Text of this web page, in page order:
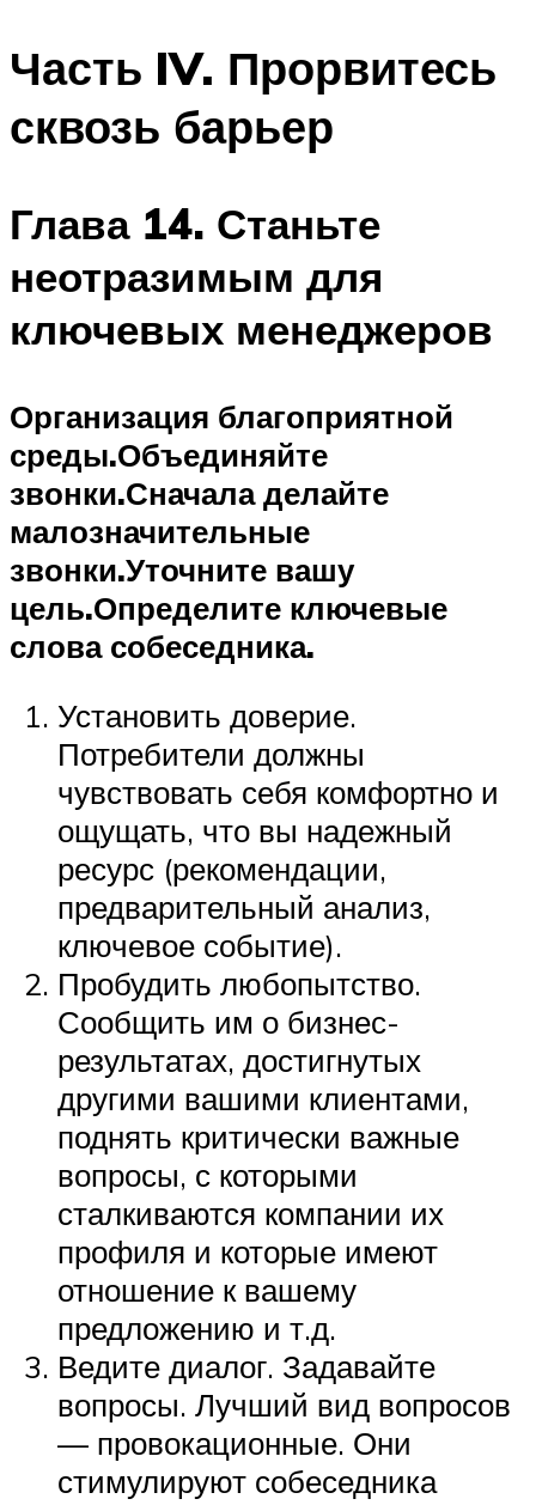
Часть IV. Прорвитесь
сквозь барьер
Глава 14. Станьте
неотразимым для
ключевых менеджеров
Организация благоприятной
среды.Объединяйте
звонки.Сначала делайте
малозначительные
звонки.Уточните вашу
цель.Определите ключевые
слова собеседника.
Установить доверие.
Потребители должны
чувствовать себя комфортно и
ощущать, что вы надежный
ресурс (рекомендации,
предварительный анализ,
ключевое событие).
Пробудить любопытство.
Сообщить им о бизнес-
результатах, достигнутых
другими вашими клиентами,
поднять критически важные
вопросы, с которыми
сталкиваются компании их
профиля и которые имеют
отношение к вашему
предложению и т.д.
Ведите диалог. Задавайте
вопросы. Лучший вид вопросов
— провокационные. Они
стимулируют собеседника